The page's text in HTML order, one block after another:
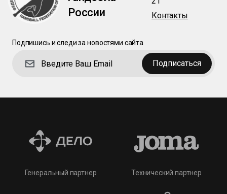
России
Контакты
Подпишись и следи за новостями сайта
Подписаться
Генеральный партнер Технический партнер